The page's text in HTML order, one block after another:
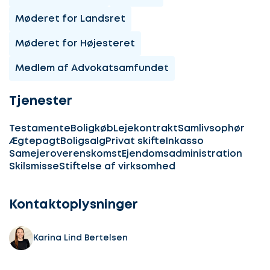
Møderet for Landsret
Møderet for Højesteret
Medlem af Advokatsamfundet
Tjenester
Testamente Boligkøb LejekontraktSamlivsophør
Ægtepagt Boligsalg Privat skifte Inkasso
Samejeroverenskomst Ejendomsadministration
SkilsmisseStiftelse af virksomhed
Kontaktoplysninger
Karina Lind Bertelsen